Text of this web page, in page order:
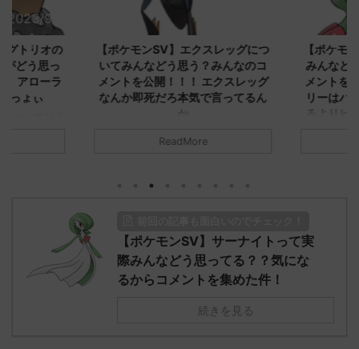
2023/9/8
トリオの
どう思っ
アローラ
っょぃ
れたウミト
0702
めた！ (ﾜｯﾁ
【ポケモンSV】エクスレッグにつ
いてみんなどう思う？みんなのコ
メントを公開！！！ エクスレッグ
なんか即死だろ本気で言ってるん
う思ってる？ 初めの記事 元のス
2023/06/28(水)
01:07:00.69ID:oUI00NrJ0 エクスレ
ッグヘルムかっこいいから助かる 名
無しさん0971 0971 名無しさん、君に
決めた！ (ﾜｯﾁｮｲW b524-NwUu)
ReadMore
【ポケモ
みんなど
メントを
リーはバ
るよりビ
2023/06/
え忘れたガ
【ポケモンSV】サーナイトって実
際みんなどう思ってる？？気にな
るからコメントを集めた件！
続きを見る